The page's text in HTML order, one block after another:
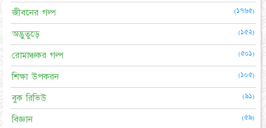
জীবনের গল্প (১৭৬৫)
অদ্ভুতুড়ে (১৫২)
রোমাঞ্চকর গল্প (৫০১)
শিক্ষা উপকরন (১০৫)
বুক রিভিউ (৯১)
বিজ্ঞান (৫৯)